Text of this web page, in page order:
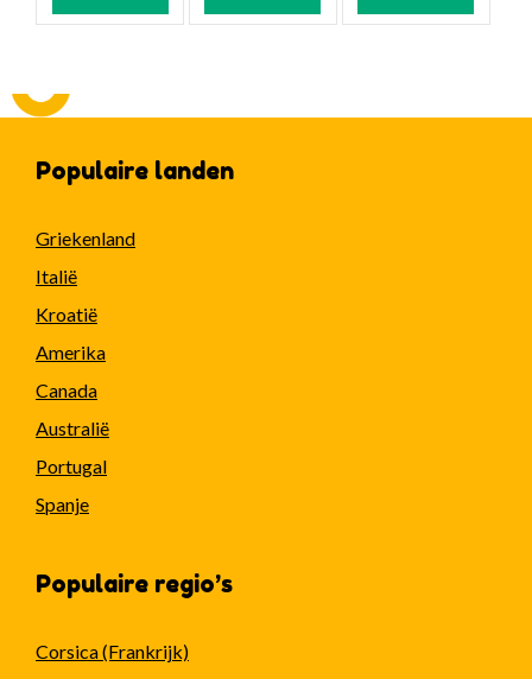
Populaire landen
Griekenland
Italië
Kroatië
Amerika
Canada
Australië
Portugal
Spanje
Populaire regio’s
Corsica (Frankrijk)